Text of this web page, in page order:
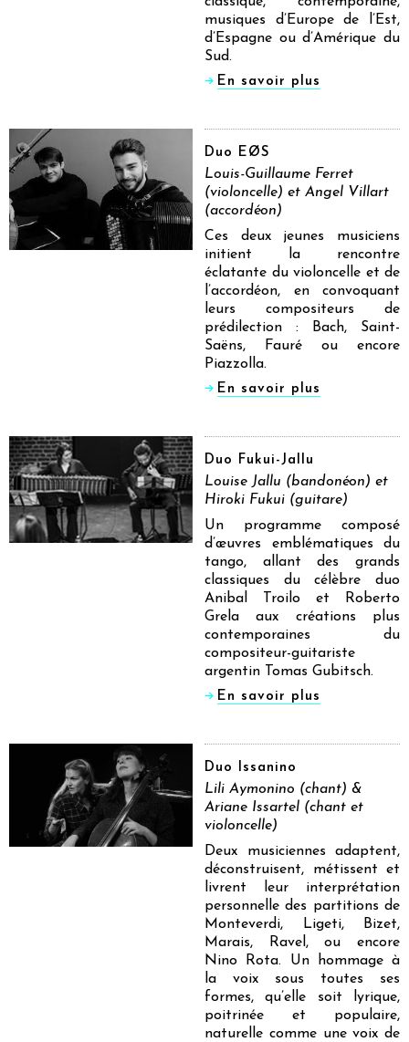
musiques d’Europe de l’Est,
d’Espagne ou d’Amérique du
Sud.
En savoir plus
Duo EØS
Louis-Guillaume Ferret
(violoncelle) et Angel Villart
(accordéon)
Ces deux jeunes musiciens
initient la rencontre
éclatante du violoncelle et de
l’accordéon, en convoquant
leurs compositeurs de
prédilection : Bach, Saint-
Saëns, Fauré ou encore
Piazzolla.
En savoir plus
Duo Fukui-Jallu
Louise Jallu (bandonéon) et
Hiroki Fukui (guitare)
Un programme composé
d’œuvres emblématiques du
tango, allant des grands
classiques du célèbre duo
Anibal Troilo et Roberto
Grela aux créations plus
contemporaines du
compositeur-guitariste
argentin Tomas Gubitsch.
En savoir plus
Duo Issanino
Lili Aymonino (chant) &
Ariane Issartel (chant et
violoncelle)
Deux musiciennes adaptent,
déconstruisent, métissent et
livrent leur interprétation
personnelle des partitions de
Monteverdi, Ligeti, Bizet,
Marais, Ravel, ou encore
Nino Rota. Un hommage à
la voix sous toutes ses
formes, qu’elle soit lyrique,
poitrinée et populaire,
naturelle comme une voix de